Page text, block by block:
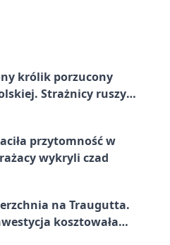
królik porzucony
Strażnicy ruszyli
przytomność w
wykryli czad
na Traugutta.
kosztowała